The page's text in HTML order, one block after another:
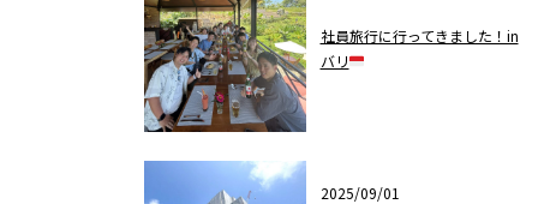
社員旅行に行ってきました！in
バリ
2025/09/01